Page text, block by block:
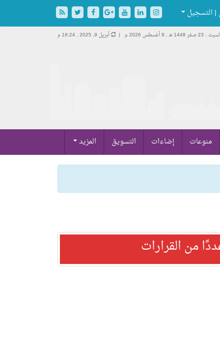
التسجيل
, 23 صفر 1448 هـ , 8 أغسطس 2026 م | أبريل 9, 2025 , 16:24 م
منوعات إضاءات التسويق المزيد
من القرارات